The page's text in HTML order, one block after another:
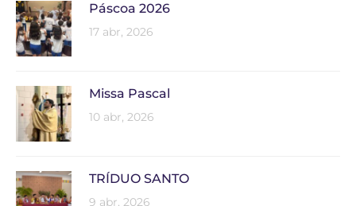
Páscoa 2026
17 abr, 2026
Missa Pascal
10 abr, 2026
TRÍDUO SANTO
9 abr, 2026